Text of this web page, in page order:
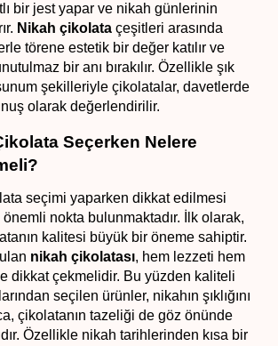
bir jest yapar ve nikah günlerinin
Nikah çikolata çeşitleri arasında
törene estetik bir değer katılır ve
bir anı bırakılır. Özellikle şık
şekilleriyle çikolatalar, davetlerde
olarak değerlendirilir.
Seçerken Nelere
seçimi yaparken dikkat edilmesi
nokta bulunmaktadır. İlk olarak,
kalitesi büyük bir öneme sahiptir.
nikah çikolatası, hem lezzeti hem
dikkat çekmelidir. Bu yüzden kaliteli
seçilen ürünler, nikahın şıklığını
çikolatanın tazeliği de göz önünde
Özellikle nikah tarihlerinden kısa bir